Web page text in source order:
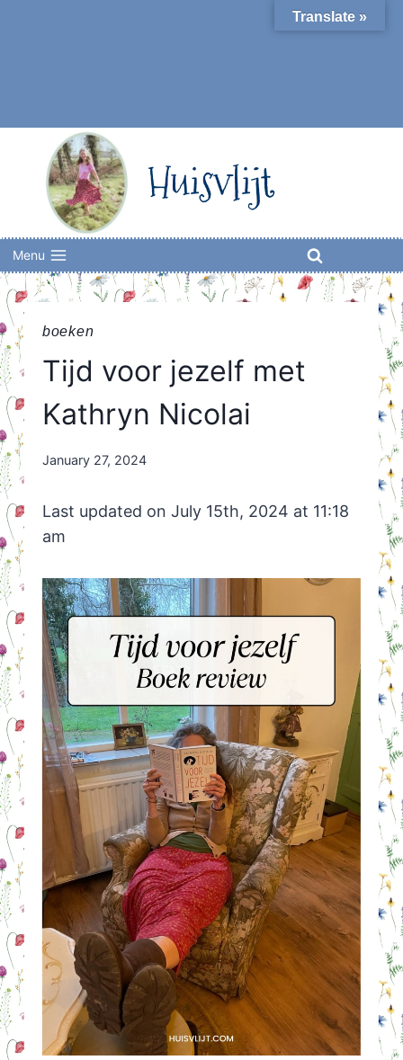
Huisvlijt
Menu
boeken
Tijd voor jezelf met
Kathryn Nicolai
By
January 27, 2024
Last updated on July 15th, 2024 at 11:18
am
Translate »